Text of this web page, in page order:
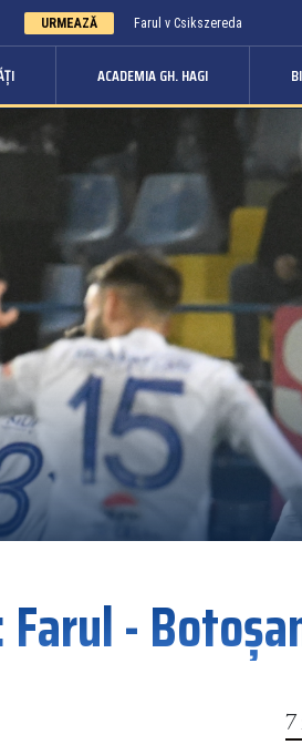
URMEAZĂ Farul v Csikszereda
ACADEMIA GH. HAGI
-
7